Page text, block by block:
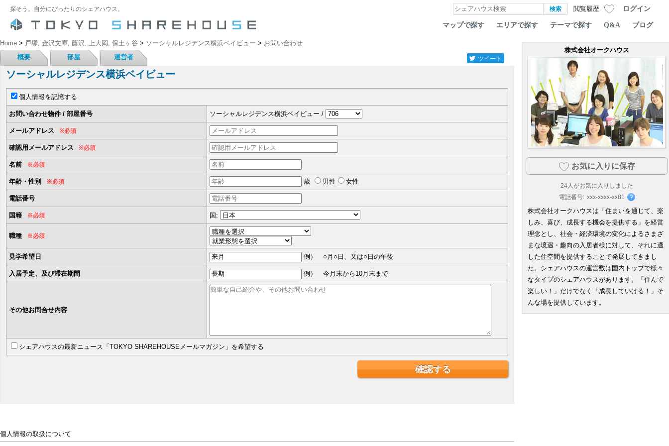
探そう。自分にぴったりのシェアハウス。 閲覧履歴 ログイン
マップで探す エリアで探す テーマで探す Q&A ブログ
Home > 戸塚, 金沢文庫, 藤沢, 上大岡, 保土ヶ谷 > ソーシャルレジデンス横浜ベイビュー > お問い合わせ
概要
部屋 運営者 ツイート
ソーシャルレジデンス横浜ベイビュー
個人情報を記憶する
お問い合わせ物件 / 部屋番号 ソーシャルレジデンス横浜ベイビュー /
メールアドレス ※必須
確認用メールアドレス ※必須
名前 ※必須
年齢・性別 ※必須 歳 男性 女性
電話番号
国籍 ※必須 国:
職種 ※必須
見学希望日 例） ○月○日、又は○日の午後
入居予定、及び滞在期間 例） 今月末から10月末まで
その他お問合せ内容
シェアハウスの最新ニュース「TOKYO SHAREHOUSEメールマガジン」を希望する
個人情報の取扱について
株式会社オークハウス
お気に入りに保存
24 人がお気に入りしました
電話番号: xxx-xxxx-xx81
株式会社オークハウスは「住まいを通じて、楽
しみ、喜び、成長する機会を提供する」を経営
理念とし、社会・経済環境の変化によるさまざ
まな境遇・趣向の入居者様に対して、それに適
した住空間を提供することで発展してきまし
た。シェアハウスの運営数は国内トップで様々
なタイプのシェアハウスがあります。「住んで
楽しい！」だけでなく「成長していける！」そ
んな場を提供しています。